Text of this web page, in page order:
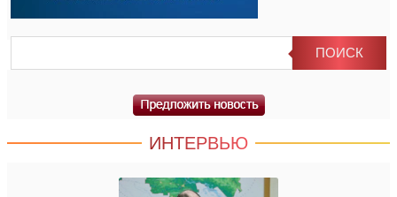
ИНТЕРВЬЮ